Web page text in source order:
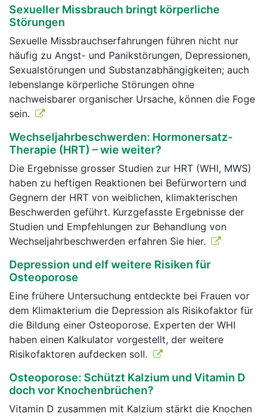
Sexueller Missbrauch bringt körperliche
Störungen
Sexuelle Missbrauchserfahrungen führen nicht nur
häufig zu Angst- und Panikstörungen, Depressionen,
Sexualstörungen und Substanzabhängigkeiten; auch
lebenslange körperliche Störungen ohne
nachweisbarer organischer Ursache, können die Foge
sein.
Wechseljahrbeschwerden: Hormonersatz-
Therapie (HRT) – wie weiter?
Die Ergebnisse grosser Studien zur HRT (WHI, MWS)
haben zu heftigen Reaktionen bei Befürwortern und
Gegnern der HRT von weiblichen, klimakterischen
Beschwerden geführt. Kurzgefasste Ergebnisse der
Studien und Empfehlungen zur Behandlung von
Wechseljahrbeschwerden erfahren Sie hier.
Depression und elf weitere Risiken für
Osteoporose
Eine frühere Untersuchung entdeckte bei Frauen vor
dem Klimakterium die Depression als Risikofaktor für
die Bildung einer Osteoporose. Experten der WHI
haben einen Kalkulator vorgestellt, der weitere
Risikofaktoren aufdecken soll.
Osteoporose: Schützt Kalzium und Vitamin D
doch vor Knochenbrüchen?
Vitamin D zusammen mit Kalzium stärkt die Knochen